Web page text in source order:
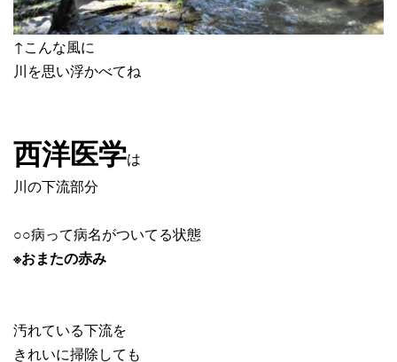
↑こんな風に
川を思い浮かべてね
西洋医学は
川の下流部分
○○病って病名がついてる状態
※おまたの赤み
汚れている下流を
きれいに掃除しても